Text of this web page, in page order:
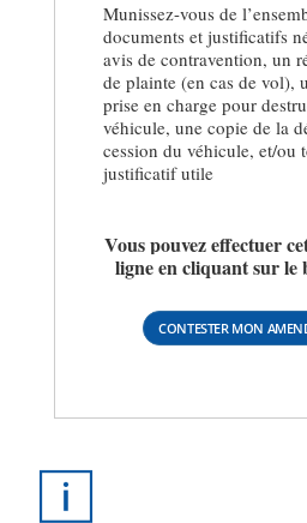
Munissez-vous de
documents et justificatifs
avis de contravention, un
de plainte (en cas de vol),
prise en charge pour
véhicule, une copie de la
cession du véhicule, et/ou
justificatif utile
Vous pouvez effectuer
ligne en cliquant sur le
CONTESTER MON